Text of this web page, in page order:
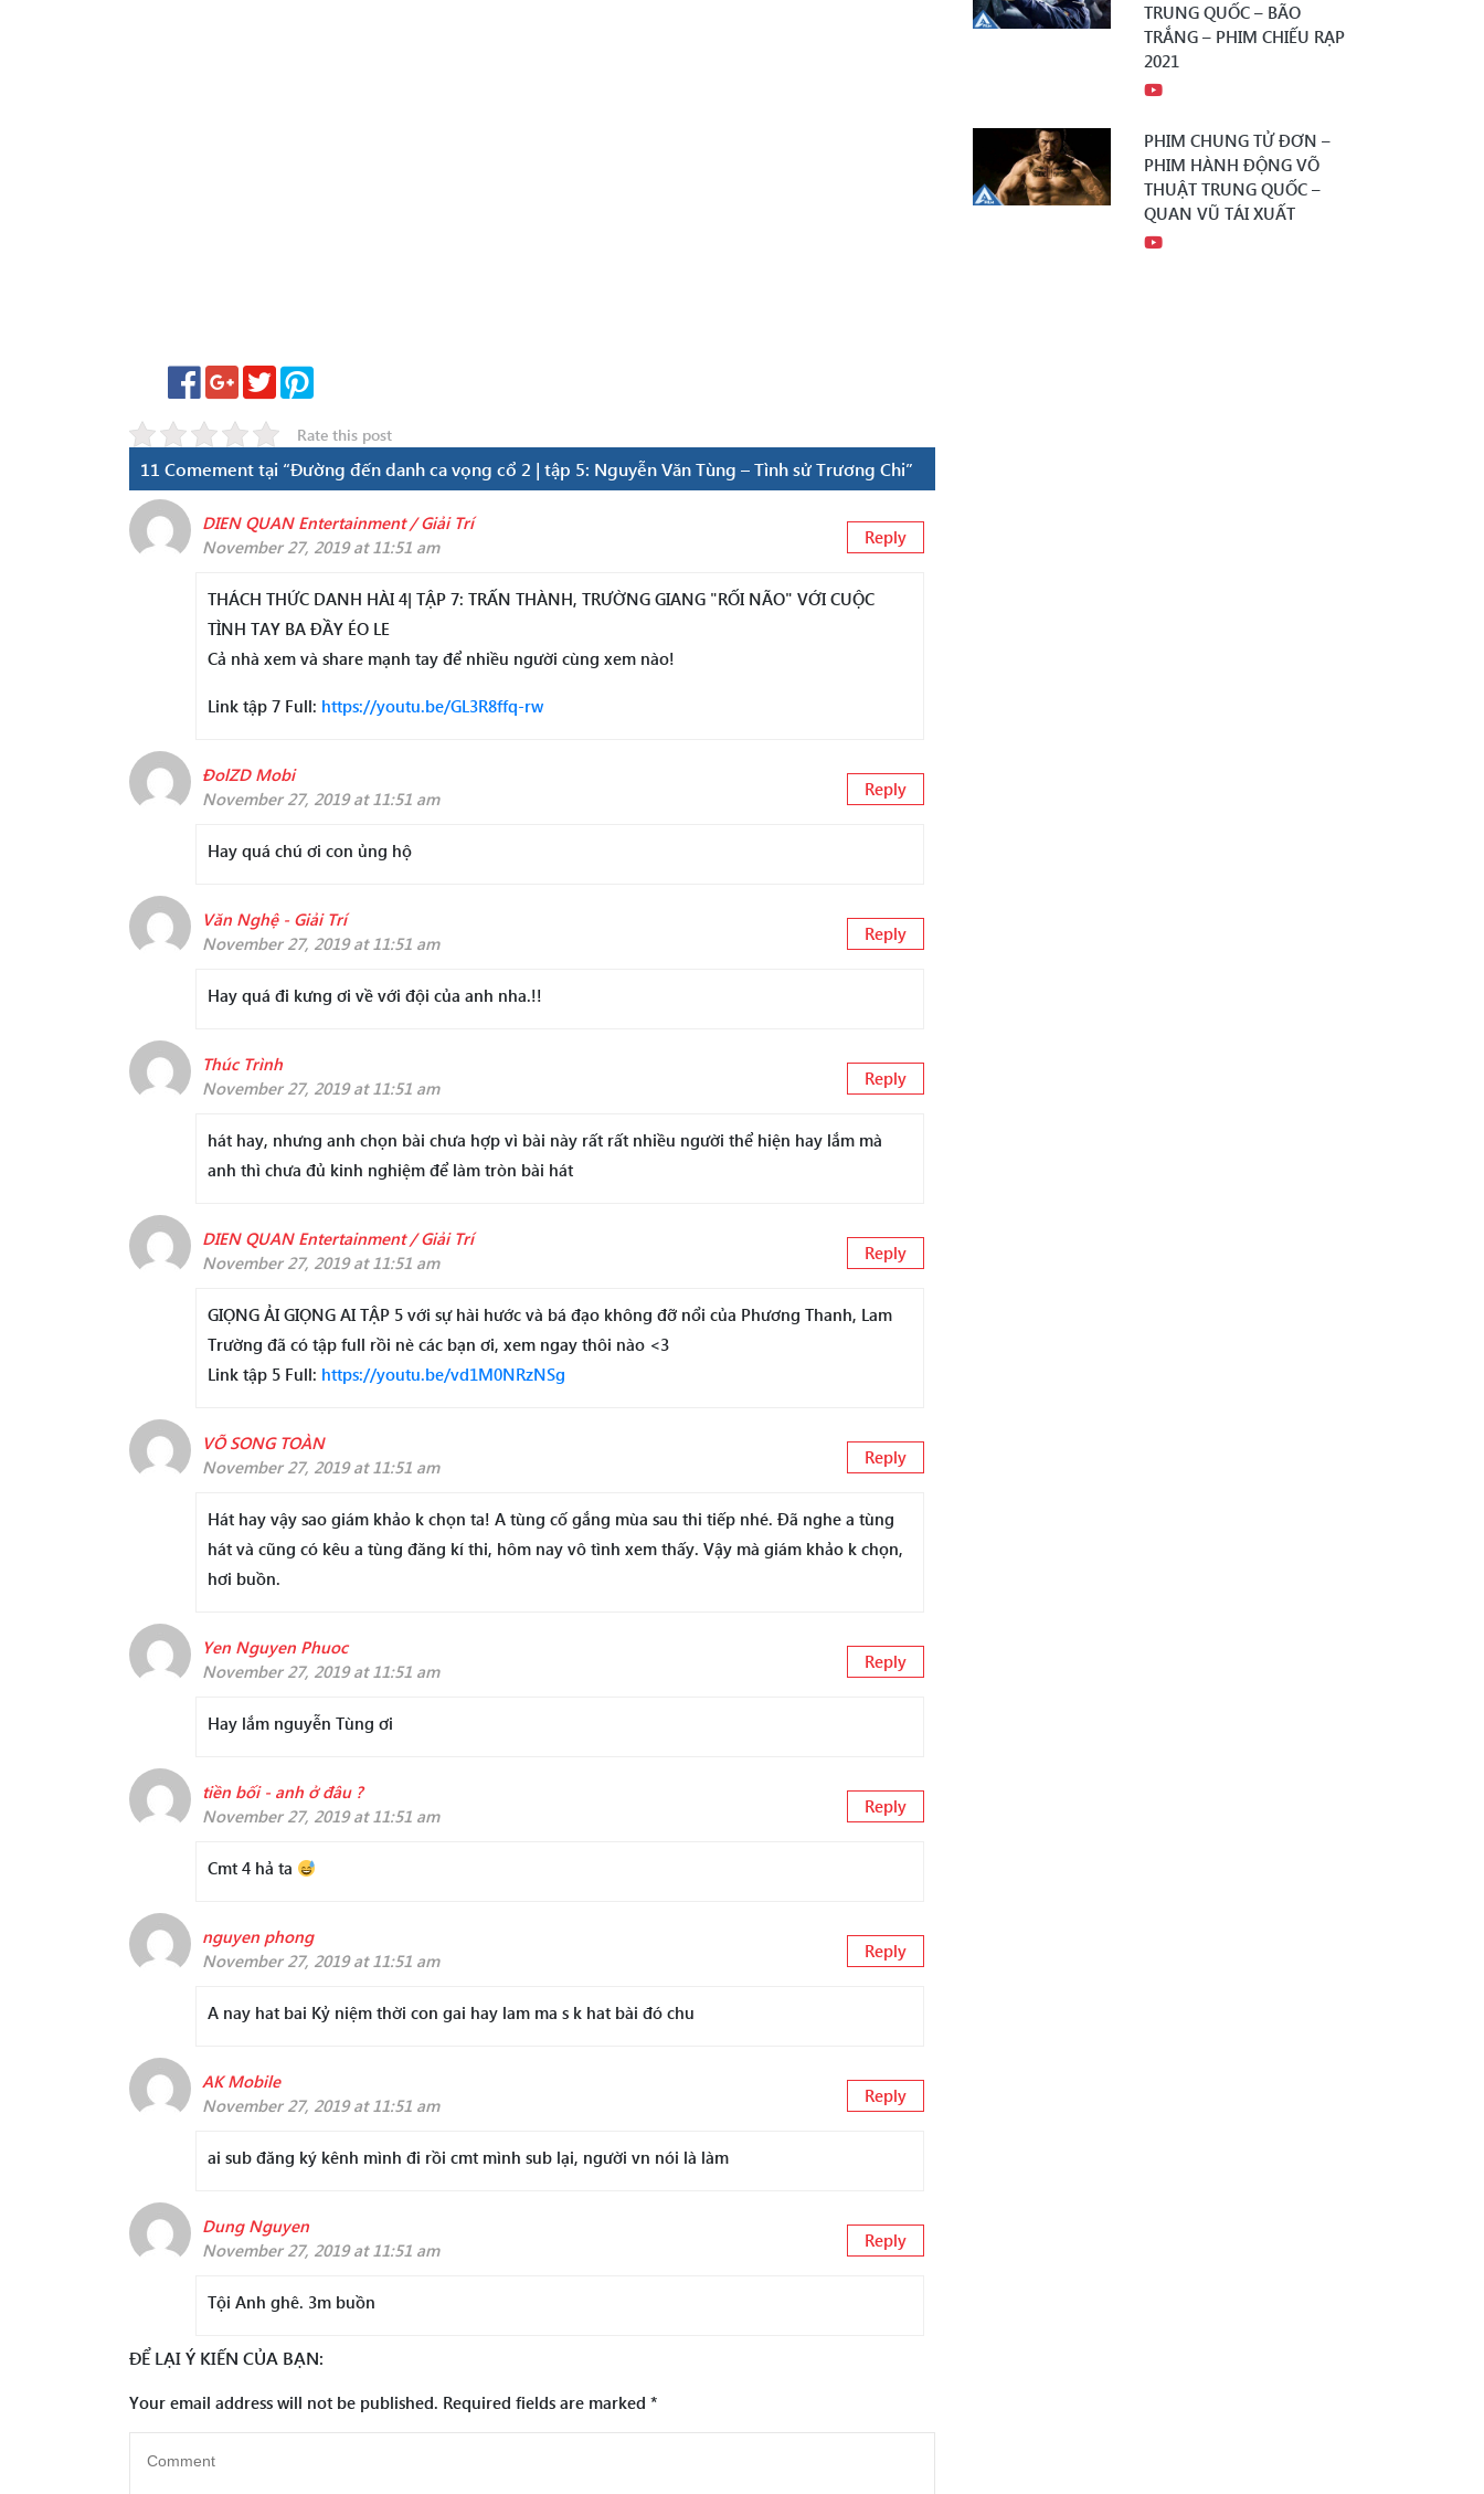
Rate this post
11 Comement tại “Đường đến danh ca vọng cổ 2 | tập 5: Nguyễn Văn Tùng – Tình sử Trương Chi”
DIEN QUAN Entertainment / Giải Trí
November 27, 2019 at 11:51 am
Reply
THÁCH THỨC DANH HÀI 4| TẬP 7: TRẤN THÀNH, TRƯỜNG GIANG "RỐI NÃO" VỚI CUỘC
TÌNH TAY BA ĐẦY ÉO LE
Cả nhà xem và share mạnh tay để nhiều người cùng xem nào!
Link tập 7 Full: https://youtu.be/GL3R8ffq-rw
ĐolZD Mobi
November 27, 2019 at 11:51 am
Reply
Hay quá chú ơi con ủng hộ
Văn Nghệ - Giải Trí
November 27, 2019 at 11:51 am
Reply
Hay quá đi kưng ơi về với đội của anh nha.!!
Thúc Trình
November 27, 2019 at 11:51 am
Reply
hát hay, nhưng anh chọn bài chưa hợp vì bài này rất rất nhiều người thể hiện hay lắm mà
anh thì chưa đủ kinh nghiệm để làm tròn bài hát
DIEN QUAN Entertainment / Giải Trí
November 27, 2019 at 11:51 am
Reply
GIỌNG ẢI GIỌNG AI TẬP 5 với sự hài hước và bá đạo không đỡ nổi của Phương Thanh, Lam
Trường đã có tập full rồi nè các bạn ơi, xem ngay thôi nào <3
Link tập 5 Full: https://youtu.be/vd1M0NRzNSg
VÕ SONG TOÀN
November 27, 2019 at 11:51 am
Reply
Hát hay vậy sao giám khảo k chọn ta! A tùng cố gắng mùa sau thi tiếp nhé. Đã nghe a tùng
hát và cũng có kêu a tùng đăng kí thi, hôm nay vô tình xem thấy. Vậy mà giám khảo k chọn,
hơi buồn.
Yen Nguyen Phuoc
November 27, 2019 at 11:51 am
Reply
Hay lắm nguyễn Tùng ơi
tiền bối - anh ở đâu ?
November 27, 2019 at 11:51 am
Reply
Cmt 4 hả ta
nguyen phong
November 27, 2019 at 11:51 am
Reply
A nay hat bai Kỷ niệm thời con gai hay lam ma s k hat bài đó chu
AK Mobile
November 27, 2019 at 11:51 am
Reply
ai sub đăng ký kênh mình đi rồi cmt mình sub lại, người vn nói là làm
Dung Nguyen
November 27, 2019 at 11:51 am
Reply
Tội Anh ghê. 3m buồn
ĐỂ LẠI Ý KIẾN CỦA BẠN:
Your email address will not be published. Required fields are marked *
TRUNG QUỐC – BÃO
TRẮNG – PHIM CHIẾU RẠP
2021
PHIM CHUNG TỬ ĐƠN –
PHIM HÀNH ĐỘNG VÕ
THUẬT TRUNG QUỐC –
QUAN VŨ TÁI XUẤT